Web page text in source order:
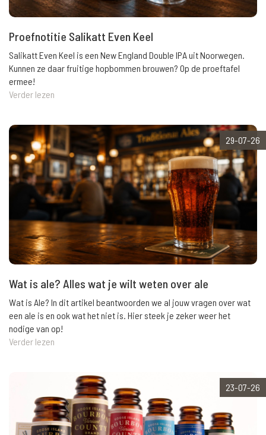
Proefnotitie Salikatt Even Keel
Salikatt Even Keel is een New England Double IPA uit Noorwegen.
Kunnen ze daar fruitige hopbommen brouwen? Op de proeftafel
ermee!
Verder lezen
29-07-26
Wat is ale? Alles wat je wilt weten over ale
Wat is Ale? In dit artikel beantwoorden we al jouw vragen over wat
een ale is en ook wat het niet is. Hier steek je zeker weer het
nodige van op!
Verder lezen
23-07-26